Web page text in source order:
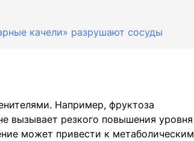
качели» разрушают сосуды
Например, фруктоза
вызывает резкого повышения уровня
может привести к метаболическим